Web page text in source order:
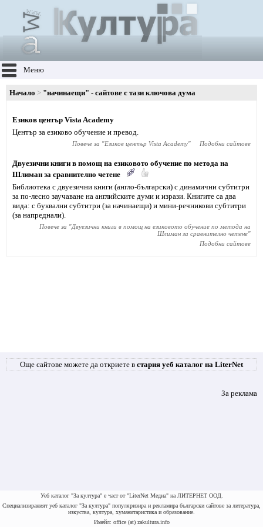
Меню
Начало "начинаещи" - сайтове с тази ключова дума
Езиков център Vista Academy
Център за езиково обучение и превод.
Повече за "Езиков център Vista Academy" Подобни сайтове
Двуезични книги в помощ на езиковото обучение по метода на
Шлиман за сравнително четене
Библиотека с двуезични книги (англо-български) с динамични субтитри
за по-лесно заучаване на английските думи и изрази. Книгите са два
вида: с буквални субтитри (за начинаещи) и мини-речникови субтитри
(за напреднали).
Повече за "Двуезични книги в помощ на езиковото обучение по метода на
Шлиман за сравнително четене"
Подобни сайтове
Още сайтове можете да откриете в стария уеб каталог на LiterNet
За реклама
Уеб каталог "За култура" е част от "LiterNet Медиа" на ЛИТЕРНЕТ ООД.
Специализираният уеб каталог "За култура" популяризира и рекламира български сайтове за литература,
изкуства, култура, хуманитаристика и образование.
Имейл: office (at) zakultura.info